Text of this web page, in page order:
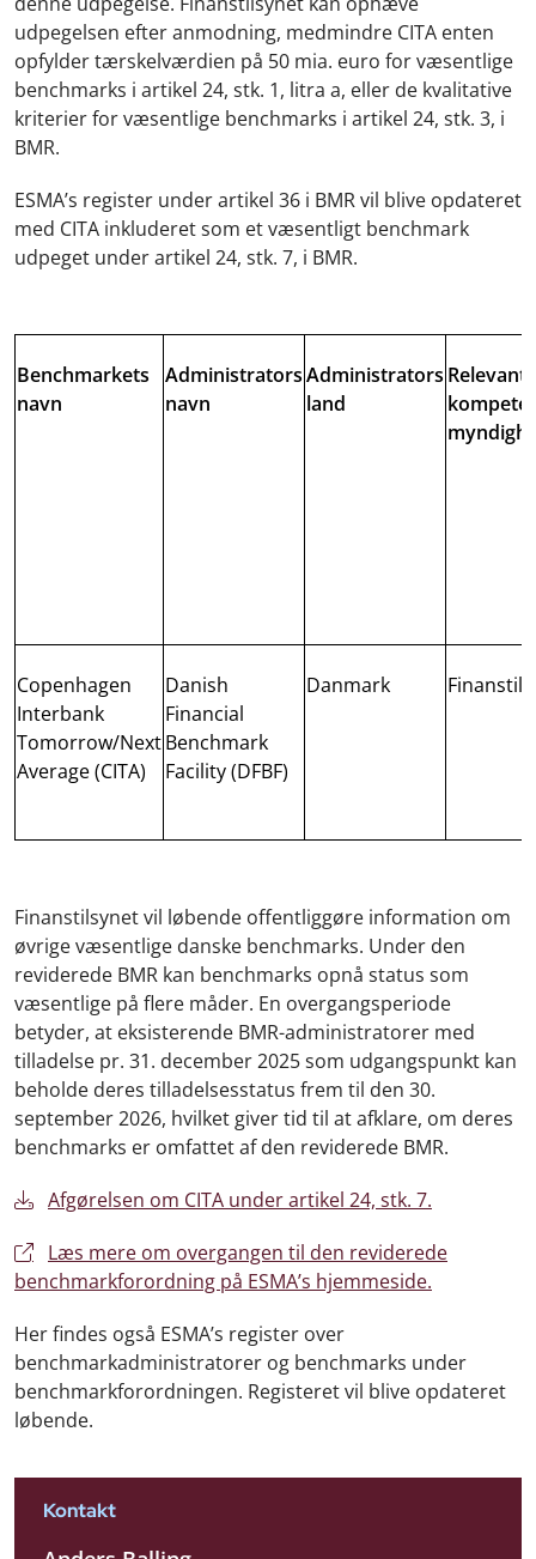
udpegelsen efter anmodning, medmindre CITA enten
opfylder tærskelværdien på 50 mia. euro for væsentlige
benchmarks i artikel 24, stk. 1, litra a, eller de kvalitative
kriterier for væsentlige benchmarks i artikel 24, stk. 3, i
BMR.
ESMA’s register under artikel 36 i BMR vil blive opdateret
med CITA inkluderet som et væsentligt benchmark
udpeget under artikel 24, stk. 7, i BMR.
Benchmarkets
navn
Administrators
navn
Administrators
land
Relevant
Copenhagen
Interbank
Tomorrow/Next
Average (CITA)
Danish
Financial
Benchmark
Facility (DFBF)
Danmark
Finanstilsynet vil løbende offentliggøre information om
øvrige væsentlige danske benchmarks. Under den
reviderede BMR kan benchmarks opnå status som
væsentlige på flere måder. En overgangsperiode
betyder, at eksisterende BMR-administratorer med
tilladelse pr. 31. december 2025 som udgangspunkt kan
beholde deres tilladelsesstatus frem til den 30.
september 2026, hvilket giver tid til at afklare, om deres
benchmarks er omfattet af den reviderede BMR.
Afgørelsen om CITA under artikel 24, stk. 7.
Læs mere om overgangen til den reviderede
benchmarkforordning på ESMA’s hjemmeside.
Her findes også ESMA’s register over
benchmarkadministratorer og benchmarks under
benchmarkforordningen. Registeret vil blive opdateret
løbende.
Kontakt